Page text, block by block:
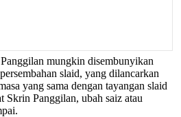
Panggilan mungkin disembunyikan
persembahan slaid, yang dilancarkan
yang sama dengan tayangan slaid
Skrin Panggilan, ubah saiz atau
.